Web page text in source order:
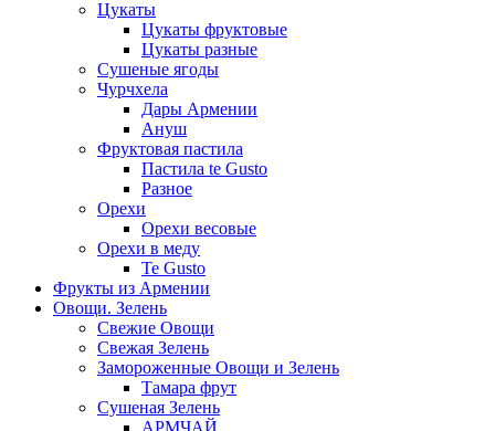
Цукаты
Цукаты фруктовые
Цукаты разные
Сушеные ягоды
Чурчхела
Дары Армении
Ануш
Фруктовая пастила
Пастила te Gusto
Разное
Орехи
Орехи весовые
Орехи в меду
Te Gusto
Фрукты из Армении
Овощи. Зелень
Свежие Овощи
Свежая Зелень
Замороженные Овощи и Зелень
Тамара фрут
Сушеная Зелень
АРМЧАЙ